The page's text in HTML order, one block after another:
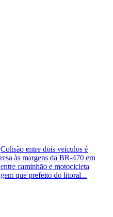
Colisão entre dois veículos é
às margens da BR-470 em
caminhão e motocicleta
que prefeito do litoral...